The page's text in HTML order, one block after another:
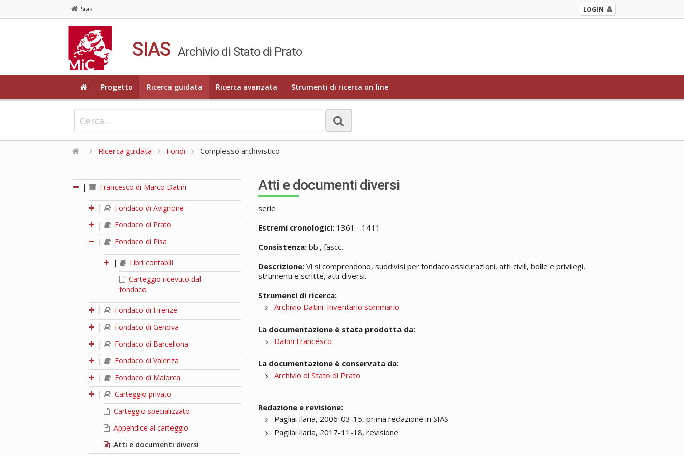
Sias LOGIN
SIAS Archivio di Stato di Prato
Progetto Ricerca guidata Ricerca avanzata Strumenti di ricerca on line
Ricerca guidata Fondi Complesso archivistico
| Francesco di Marco Datini
|
Fondaco di Avignone
|
Fondaco di Prato
|
Fondaco di Pisa
|
Libri contabili
Carteggio ricevuto dal
fondaco
|
Fondaco di Firenze
|
Fondaco di Genova
|
Fondaco di Barcellona
|
Fondaco di Valenza
|
Fondaco di Maiorca
|
Carteggio privato
Carteggio specializzato
Appendice al carteggio
Atti e documenti diversi
Atti e documenti diversi
serie
Estremi cronologici: 1361 - 1411
Consistenza: bb., fascc.
Descrizione: Vi si comprendono, suddivisi per fondaco:assicurazioni, atti civili, bolle e privilegi,
strumenti e scritte, atti diversi.
Strumenti di ricerca:
Archivio Datini. Inventario sommario
La documentazione è stata prodotta da:
Datini Francesco
La documentazione è conservata da:
Archivio di Stato di Prato
Redazione e revisione:
Pagliai Ilaria, 2006-03-15, prima redazione in SIAS
Pagliai Ilaria, 2017-11-18, revisione